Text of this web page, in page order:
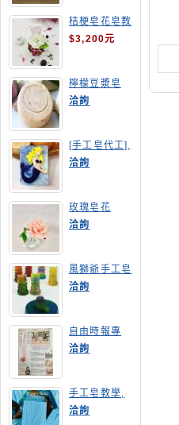
桔梗皂花皂教
學
$3,200元
檸檬豆漿皂
(溫潤手感皂)
洽詢
[手工皂代工],
美人魚手工皂
洽詢
玫瑰皂花
洽詢
風獅爺手工皂
洽詢
自由時報專
訪,手工皂達
人陳德昇老師
洽詢
手工皂教學,
手工皂當月課
程,渲染皂
洽詢